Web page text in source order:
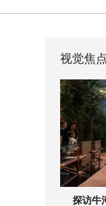
视觉焦点
探访牛